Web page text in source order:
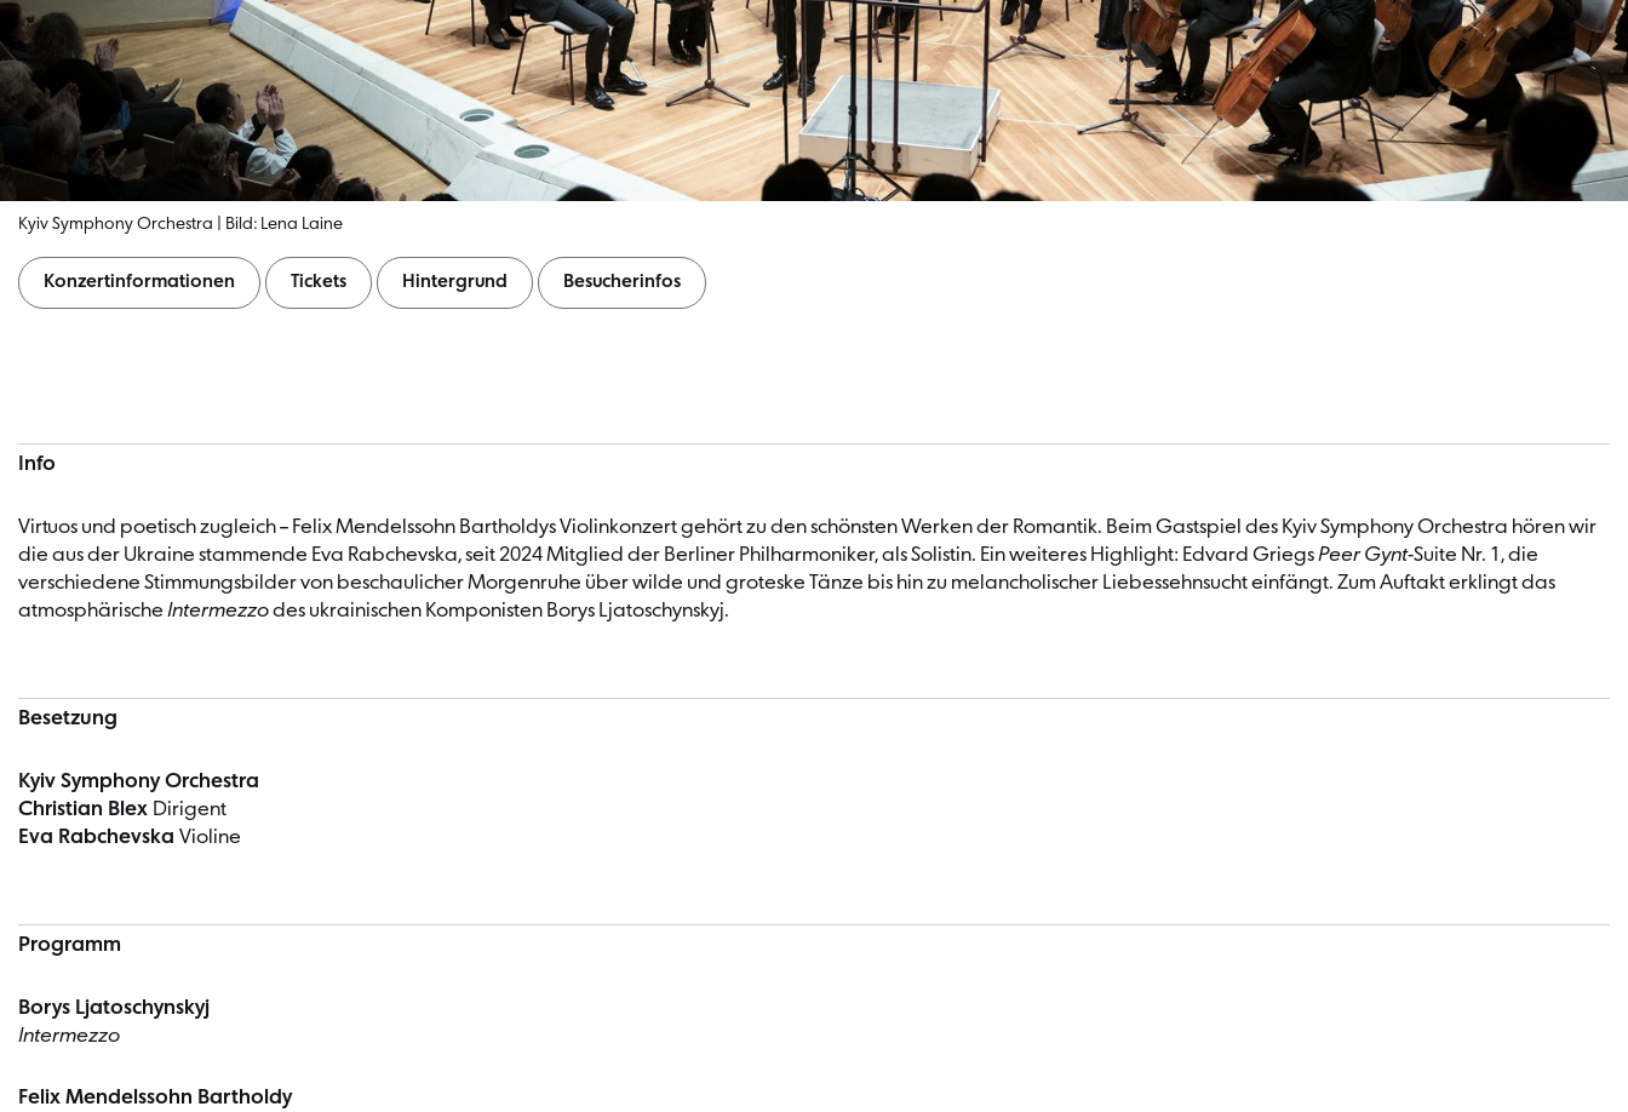
Kyiv Symphony Orchestra | Bild: Lena Laine
Konzertinformationen Tickets Hintergrund Besucherinfos
Info
Virtuos und poetisch zugleich – Felix Mendelssohn Bartholdys Violinkonzert gehört zu den schönsten Werken der Romantik. Beim Gastspiel des Kyiv Symphony Orchestra hören wir
die aus der Ukraine stammende Eva Rabchevska, seit 2024 Mitglied der Berliner Philharmoniker, als Solistin. Ein weiteres Highlight: Edvard GriegsPeer Gynt-Suite Nr. 1, die
verschiedene Stimmungsbilder von beschaulicher Morgenruhe über wilde und groteske Tänze bis hin zu melancholischer Liebessehnsucht einfängt. Zum Auftakt erklingt das
atmosphärische Intermezzodes ukrainischen Komponisten Borys Ljatoschynskyj.
Besetzung
Kyiv Symphony Orchestra
Christian Blex Dirigent
Eva Rabchevska Violine
Programm
Borys Ljatoschynskyj
Intermezzo
Felix Mendelssohn Bartholdy